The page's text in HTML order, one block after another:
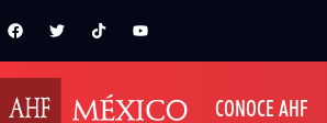
CONOCE AHF